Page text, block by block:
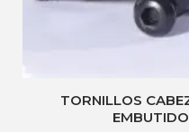
TORNILLOS